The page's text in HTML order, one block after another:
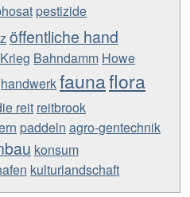
pestizide
öffentliche hand
Krieg Bahndamm Howe
handwerkfaunaflora
reit reitbrook
paddeln agro-gentechnik
konsum
kulturlandschaft